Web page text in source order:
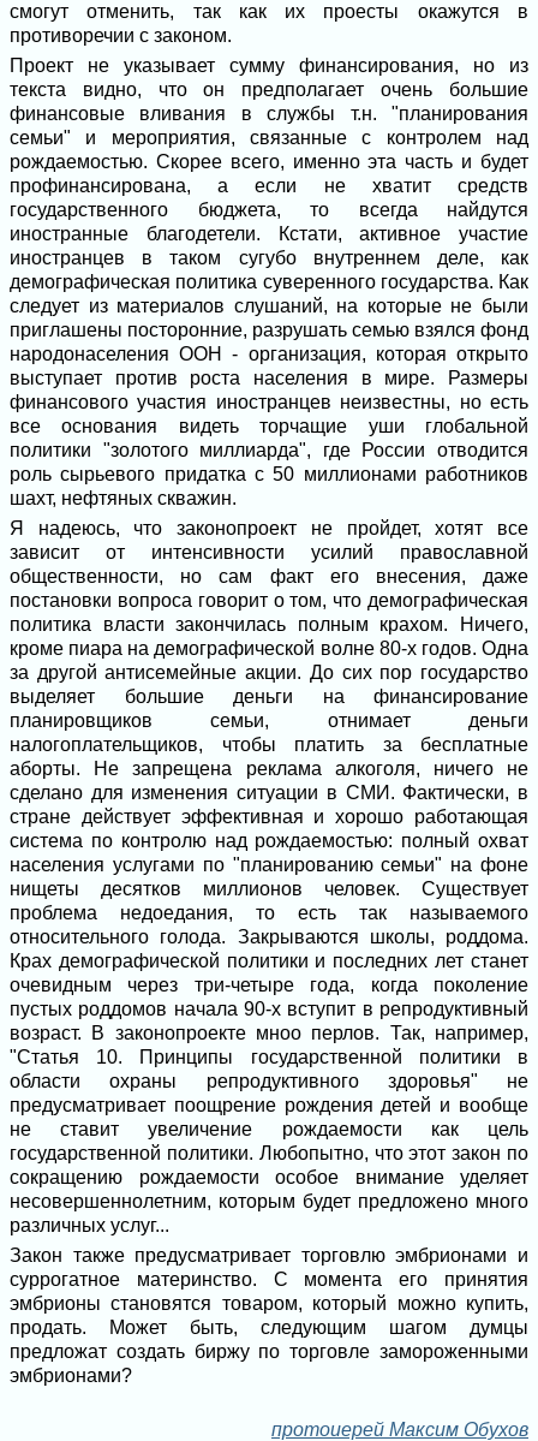
смогут отменить, так как их проесты окажутся в
противоречии с законом.
Проект не указывает сумму финансирования, но из
текста видно, что он предполагает очень большие
финансовые вливания в службы т.н. "планирования
семьи" и мероприятия, связанные с контролем над
рождаемостью. Скорее всего, именно эта часть и будет
профинансирована, а если не хватит средств
государственного бюджета, то всегда найдутся
иностранные благодетели. Кстати, активное участие
иностранцев в таком сугубо внутреннем деле, как
демографическая политика суверенного государства. Как
следует из материалов слушаний, на которые не были
приглашены посторонние, разрушать семью взялся фонд
народонаселения ООН - организация, которая открыто
выступает против роста населения в мире. Размеры
финансового участия иностранцев неизвестны, но есть
все основания видеть торчащие уши глобальной
политики "золотого миллиарда", где России отводится
роль сырьевого придатка с 50 миллионами работников
шахт, нефтяных скважин.
Я надеюсь, что законопроект не пройдет, хотят все
зависит от интенсивности усилий православной
общественности, но сам факт его внесения, даже
постановки вопроса говорит о том, что демографическая
политика власти закончилась полным крахом. Ничего,
кроме пиара на демографической волне 80-х годов. Одна
за другой антисемейные акции. До сих пор государство
выделяет большие деньги на финансирование
планировщиков семьи, отнимает деньги
налогоплательщиков, чтобы платить за бесплатные
аборты. Не запрещена реклама алкоголя, ничего не
сделано для изменения ситуации в СМИ. Фактически, в
стране действует эффективная и хорошо работающая
система по контролю над рождаемостью: полный охват
населения услугами по "планированию семьи" на фоне
нищеты десятков миллионов человек. Существует
проблема недоедания, то есть так называемого
относительного голода. Закрываются школы, роддома.
Крах демографической политики и последних лет станет
очевидным через три-четыре года, когда поколение
пустых роддомов начала 90-х вступит в репродуктивный
возраст. В законопроекте мноо перлов. Так, например,
"Статья 10. Принципы государственной политики в
области охраны репродуктивного здоровья" не
предусматривает поощрение рождения детей и вообще
не ставит увеличение рождаемости как цель
государственной политики. Любопытно, что этот закон по
сокращению рождаемости особое внимание уделяет
несовершеннолетним, которым будет предложено много
различных услуг...
Закон также предусматривает торговлю эмбрионами и
суррогатное материнство. С момента его принятия
эмбрионы становятся товаром, который можно купить,
продать. Может быть, следующим шагом думцы
предложат создать биржу по торговле замороженными
эмбрионами?
протоиерей Максим Обухов